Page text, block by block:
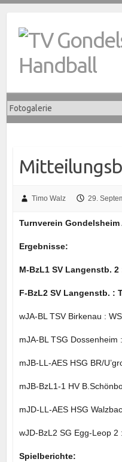
content
Timo Walz 29.
Turnverein Gondelsheim
Ergebnisse:
M-BzL1 SV Langenstb.
F-BzL2 SV Langenstb. :
wJA-BL TSV Birkenau :
mJA-BL TSG Dossenheim
mJB-LL-AES HSG BR/
mJB-BzL1-1 HV
mJD-LL-AES HSG
wJD-BzL2 SG Egg-Leop
Spielberichte: